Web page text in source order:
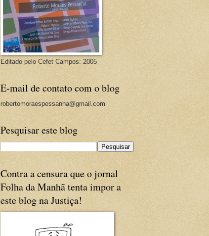
Editado pelo Cefet Campos: 2005
E-mail de contato com o blog
robertomoraespessanha@gmail.com
Pesquisar este blog
Contra a censura que o jornal
Folha da Manhã tenta impor a
este blog na Justiça!